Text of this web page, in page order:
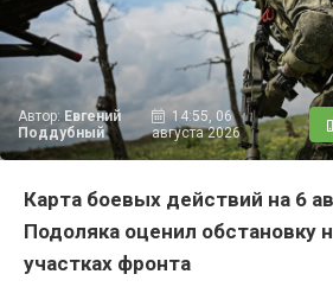
Автор: Евгений
Поддубный
14:55, 06
августа 2026
Карта боевых действий на 6
Подоляка оценил обстановку
участках фронта